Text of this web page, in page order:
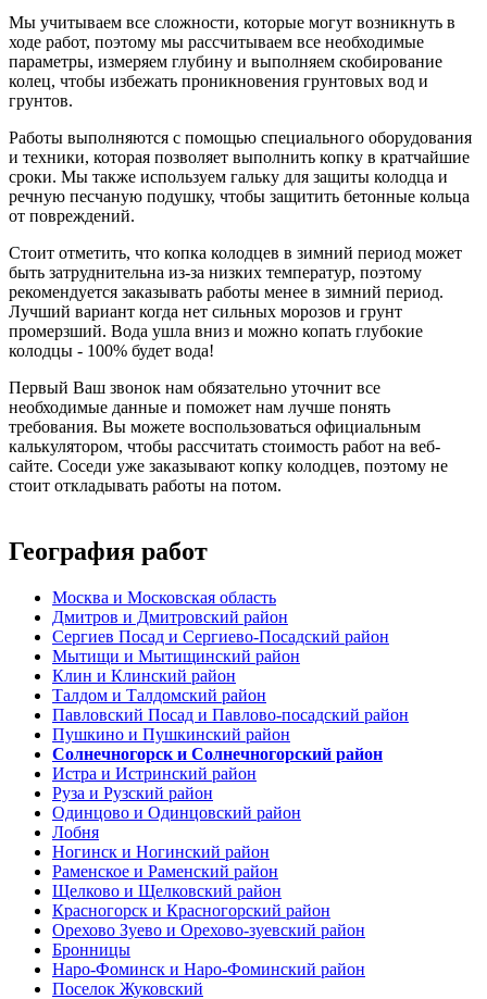
Мы учитываем все сложности, которые могут возникнуть в
ходе работ, поэтому мы рассчитываем все необходимые
параметры, измеряем глубину и выполняем скобирование
колец, чтобы избежать проникновения грунтовых вод и
грунтов.
Работы выполняются с помощью специального оборудования
и техники, которая позволяет выполнить копку в кратчайшие
сроки. Мы также используем гальку для защиты колодца и
речную песчаную подушку, чтобы защитить бетонные кольца
от повреждений.
Стоит отметить, что копка колодцев в зимний период может
быть затруднительна из-за низких температур, поэтому
рекомендуется заказывать работы менее в зимний период.
Лучший вариант когда нет сильных морозов и грунт
промерзший. Вода ушла вниз и можно копать глубокие
колодцы - 100% будет вода!
Первый Ваш звонок нам обязательно уточнит все
необходимые данные и поможет нам лучше понять
требования. Вы можете воспользоваться официальным
калькулятором, чтобы рассчитать стоимость работ на веб-
сайте. Соседи уже заказывают копку колодцев, поэтому не
стоит откладывать работы на потом.
География работ
Москва и Московская область
Дмитров и Дмитровский район
Сергиев Посад и Сергиево-Посадский район
Мытищи и Мытищинский район
Клин и Клинский район
Талдом и Талдомский район
Павловский Посад и Павлово-посадский район
Пушкино и Пушкинский район
Солнечногорск и Солнечногорский район
Истра и Истринский район
Руза и Рузский район
Одинцово и Одинцовский район
Лобня
Ногинск и Ногинский район
Раменское и Раменский район
Щелково и Щелковский район
Красногорск и Красногорский район
Орехово Зуево и Орехово-зуевский район
Бронницы
Наро-Фоминск и Наро-Фоминский район
Поселок Жуковский